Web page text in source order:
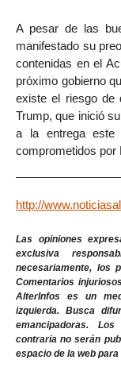
A pesar de las
manifestado su
contenidas en el
próximo gobierno
existe el riesgo de
Trump, que inició
a la entrega este
comprometidos por
http://
Las opiniones
exclusiva
necesariamente, los
Comentarios
AlterInfos es un
izquierda. Busca
emancipadoras.
contraria no serán
espacio de la web